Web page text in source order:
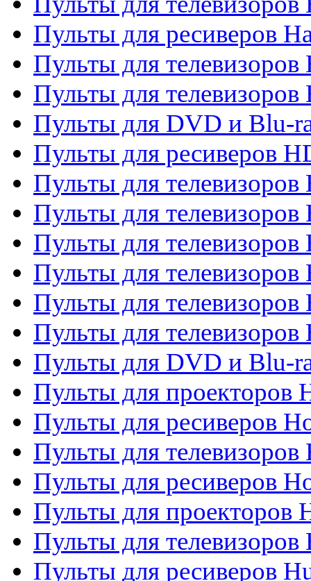
Пульты для ресиверов
Пульты для телевизоров
Пульты для телевизоров
Пульты для DVD и Blu-
Пульты для ресиверов
Пульты для
Пульты для телевизоров
Пульты для телевизоров
Пульты для телевизоров
Пульты для телевизоров
Пульты для телевизоров
Пульты для DVD и Blu-
Пульты для проекторов
Пульты для ресиверов
Пульты для
Пульты для ресиверов
Пульты для проекторов
Пульты для телевизоров
Пульты для ресиверов